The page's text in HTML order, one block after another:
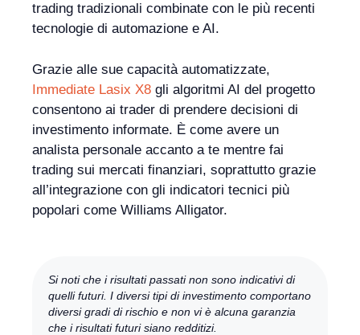
trading tradizionali combinate con le più recenti
tecnologie di automazione e AI.
Grazie alle sue capacità automatizzate,
Immediate Lasix X8 gli algoritmi AI del progetto
consentono ai trader di prendere decisioni di
investimento informate. È come avere un
analista personale accanto a te mentre fai
trading sui mercati finanziari, soprattutto grazie
all’integrazione con gli indicatori tecnici più
popolari come Williams Alligator.
Si noti che i risultati passati non sono indicativi di
quelli futuri. I diversi tipi di investimento comportano
diversi gradi di rischio e non vi è alcuna garanzia
che i risultati futuri siano redditizi.